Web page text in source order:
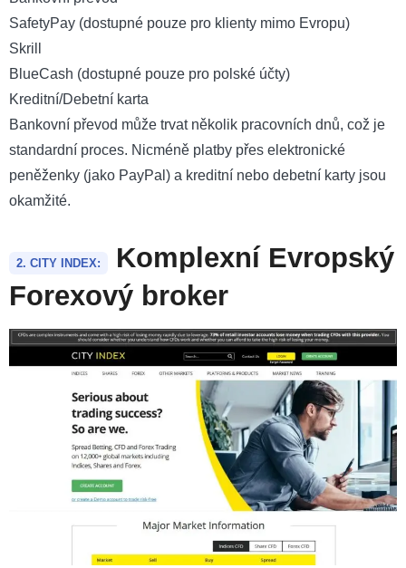
SafetyPay (dostupné pouze pro klienty mimo Evropu)
Skrill
BlueCash (dostupné pouze pro polské účty)
Kreditní/Debetní karta
Bankovní převod může trvat několik pracovních dnů, což je
standardní proces. Nicméně platby přes elektronické
peněženky (jako PayPal) a kreditní nebo debetní karty jsou
okamžité.
2. CITY INDEX:
Komplexní Evropský
Forexový broker